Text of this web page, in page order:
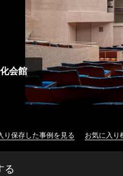
会館
り保存した事例を見る お気に入り
る